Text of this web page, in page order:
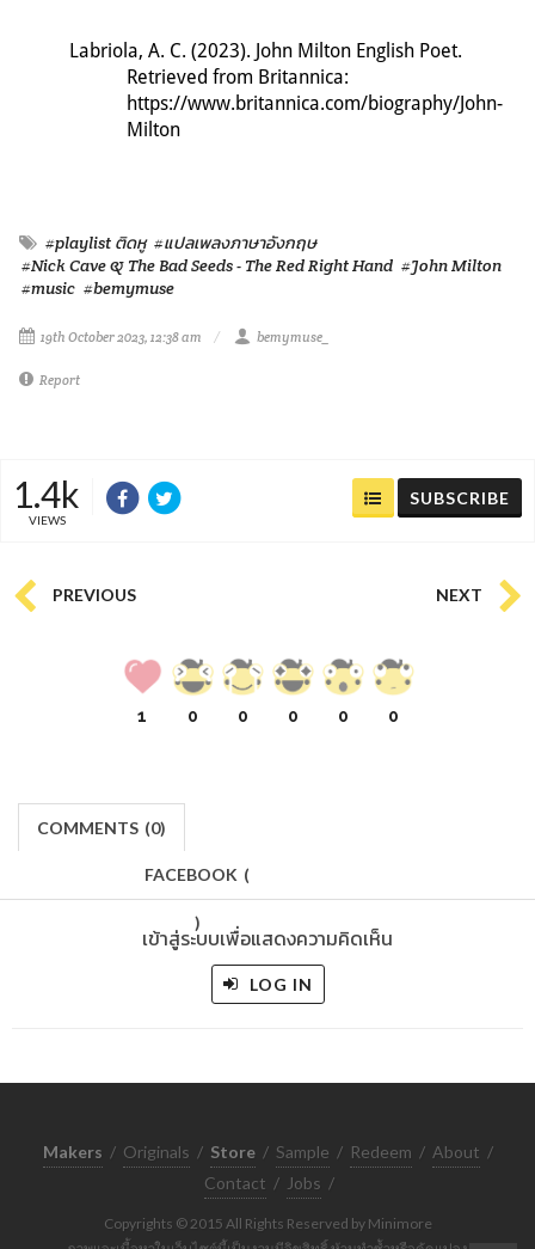
Labriola, A. C. (2023). John Milton English Poet.
Retrieved from Britannica:
https://www.britannica.com/biography/John-
Milton
#playlist ติดหู #แปลเพลงภาษาอังกฤษ
#Nick Cave & The Bad Seeds - The Red Right Hand #John Milton
#music #bemymuse
19th October 2023, 12:38 am bemymuse_
Report
1.4k
VIEWS
SUBSCRIBE
PREVIOUS NEXT
1 0 0 0 0 0
COMMENTS (0)
FACEBOOK (
)
เข้าสู่ระบบเพื่อแสดงความคิดเห็น
LOG IN
Makers / Originals / Store / Sample / Redeem / About /
Contact / Jobs /
Copyrights © 2015 All Rights Reserved by Minimore